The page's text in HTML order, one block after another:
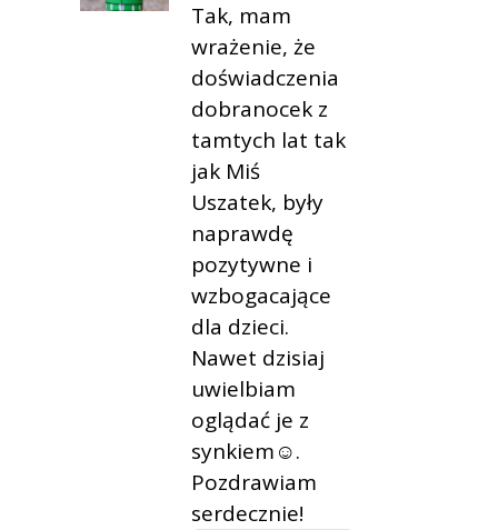
Tak, mam
wrażenie, że
doświadczenia
dobranocek z
tamtych lat tak
jak Miś
Uszatek, były
naprawdę
pozytywne i
wzbogacające
dla dzieci.
Nawet dzisiaj
uwielbiam
oglądać je z
synkiem☺.
Pozdrawiam
serdecznie!